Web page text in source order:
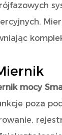
mocy
poza